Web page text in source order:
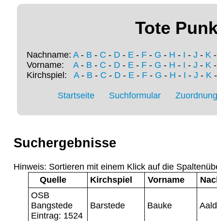
Tote
Nachname: A- B - C - D - E - F - G - H - I - J - K
Vorname: A- B - C - D - E - F - G - H - I - J - K
Kirchspiel: A- B - C - D- E- F- G - H - I - J - K
Startseite Suchformular
Suchergebnisse
Hinweis: Sortieren mit einem Klick auf die
Quelle
Kirchspiel Vorname
OSB
Bangstede
Eintrag: 1524
Barstede Bauke